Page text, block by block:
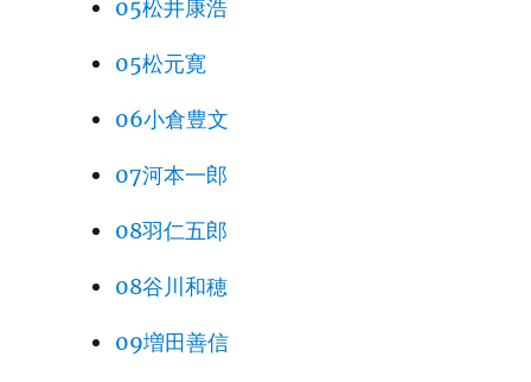
05松井康浩
05松元寛
06小倉豊文
07河本一郎
08羽仁五郎
08谷川和穂
09増田善信